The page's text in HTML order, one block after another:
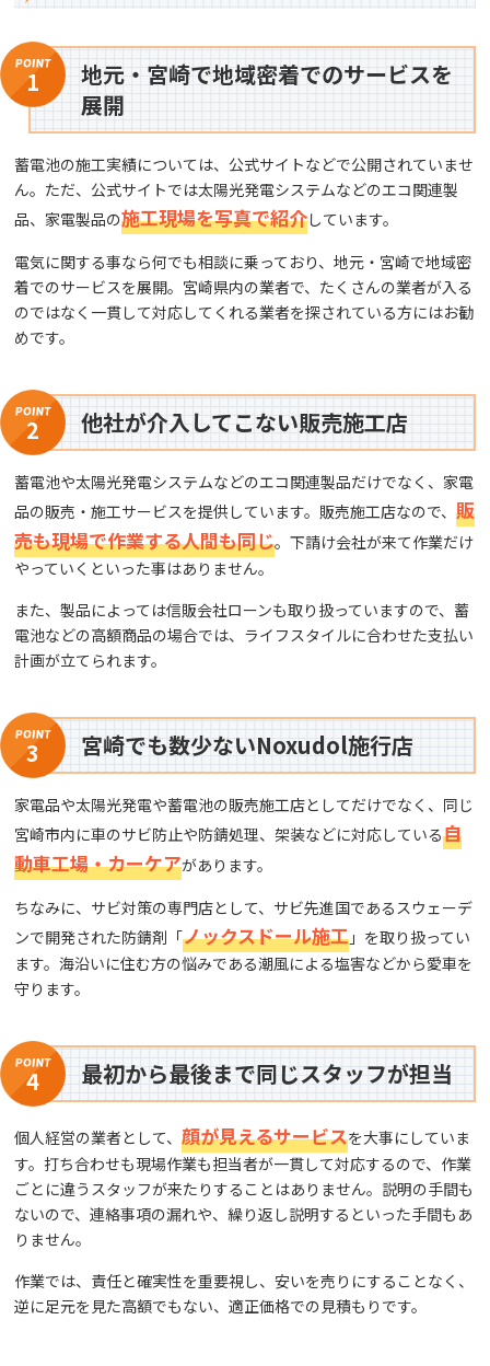
1
地元・宮崎で地域密着でのサービスを
展開
蓄電池の施工実績については、公式サイトなどで公開されていませ
ん。ただ、公式サイトでは太陽光発電システムなどのエコ関連製
品、家電製品の施工現場を写真で紹介しています。
電気に関する事なら何でも相談に乗っており、地元・宮崎で地域密
着でのサービスを展開。宮崎県内の業者で、たくさんの業者が入る
のではなく一貫して対応してくれる業者を探されている方にはお勧
めです。
2 他社が介入してこない販売施工店
蓄電池や太陽光発電システムなどのエコ関連製品だけでなく、家電
品の販売・施工サービスを提供しています。販売施工店なので、販
売も現場で作業する人間も同じ。下請け会社が来て作業だけ
やっていくといった事はありません。
また、製品によっては信販会社ローンも取り扱っていますので、蓄
電池などの高額商品の場合では、ライフスタイルに合わせた支払い
計画が立てられます。
3 宮崎でも数少ないNoxudol施行店
家電品や太陽光発電や蓄電池の販売施工店としてだけでなく、同じ
宮崎市内に車のサビ防止や防錆処理、架装などに対応している自
動車工場・カーケアがあります。
ちなみに、サビ対策の専門店として、サビ先進国であるスウェーデ
ンで開発された防錆剤「ノックスドール施工 」を取り扱ってい
ます。海沿いに住む方の悩みである潮風による塩害などから愛車を
守ります。
4 最初から最後まで同じスタッフが担当
個人経営の業者として、顔が見えるサービスを大事にしていま
す。打ち合わせも現場作業も担当者が一貫して対応するので、作業
ごとに違うスタッフが来たりすることはありません。説明の手間も
ないので、連絡事項の漏れや、繰り返し説明するといった手間もあ
りません。
作業では、責任と確実性を重要視し、安いを売りにすることなく、
逆に足元を見た高額でもない、適正価格での見積もりです。